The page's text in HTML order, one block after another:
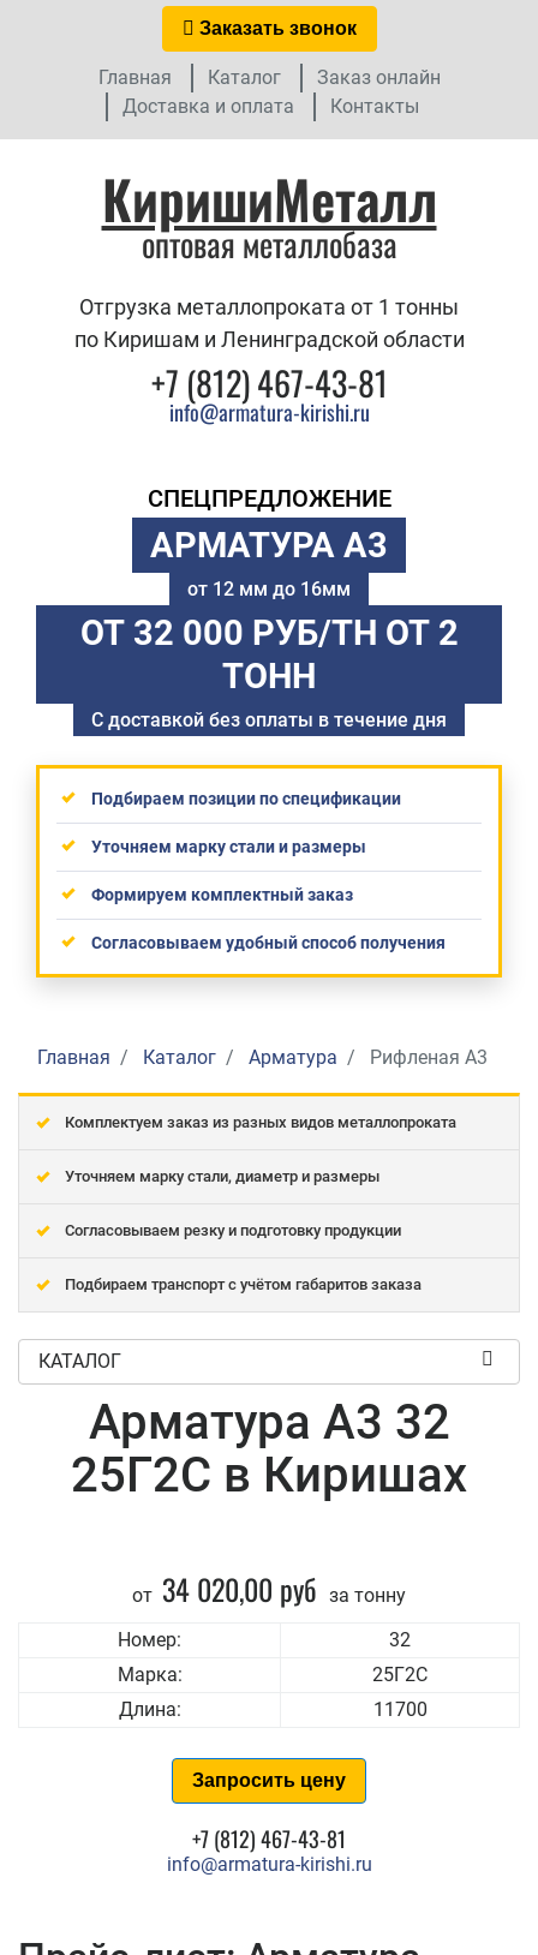
Заказать звонок
Главная Каталог
Заказ онлайн
Доставка и оплата
Контакты
КиришиМеталл
оптовая металлобаза
Отгрузка металлопроката от 1 тонны
по Киришам и Ленинградской области
+7 (812) 467-43-81
info@armatura-kirishi.ru
СПЕЦПРЕДЛОЖЕНИЕ
АРМАТУРА А3
от 12 мм до 16мм
ОТ 32 000 РУБ/ТН ОТ 2
ТОНН
С доставкой без оплаты в течение дня
Подбираем позиции по спецификации
Уточняем марку стали и размеры
Формируем комплектный заказ
Согласовываем удобный способ получения
Главная Каталог Арматура Рифленая А3
Комплектуем заказ из разных видов металлопроката
Уточняем марку стали, диаметр и размеры
Согласовываем резку и подготовку продукции
Подбираем транспорт с учётом габаритов заказа
КАТАЛОГ
Арматура А3 32
25Г2С в Киришах
от 34 020,00 руб за тонну
Номер:
32
Марка:
25Г2С
Длина:
11700
Запросить цену
+7 (812) 467-43-81
info@armatura-kirishi.ru